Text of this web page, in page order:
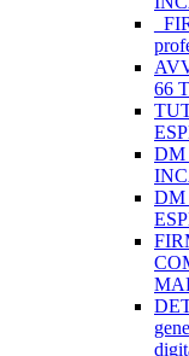
66
DM
DM